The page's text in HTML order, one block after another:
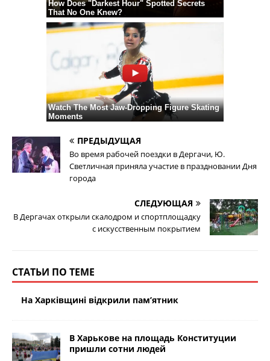
ПРЕДЫДУЩАЯ
Во время рабочей поездки в Дергачи, Ю.
Светличная приняла участие в праздновании Дня
города
СЛЕДУЮЩАЯ
В Дергачах открыли скалодром и спортплощадку
с искусственным покрытием
СТАТЬИ ПО ТЕМЕ
На Харківщині відкрили пам’ятник
В Харькове на площадь Конституции
пришли сотни людей